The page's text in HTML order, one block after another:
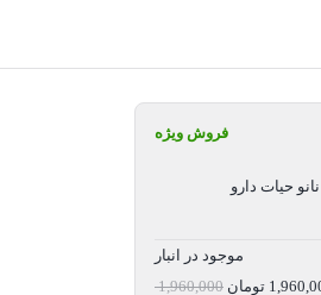
فروش ویژه
حیات دارو
موجود در انبار
1,960,000 قیمت اصلی: 1,960,000 تومان